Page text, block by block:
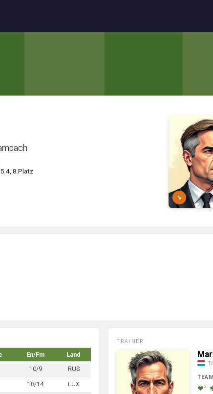
8.Platz
↘
En/Fm
Land
10/9 RUS
18/14 LUX
TRAINER:
2